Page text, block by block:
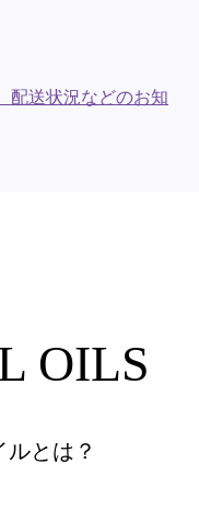
配送状況などのお知
OILS
とは？